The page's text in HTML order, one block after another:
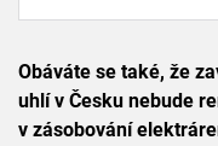
Obáváte se také, že
uhlí v Česku nebude
v zásobování